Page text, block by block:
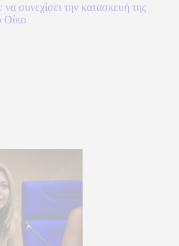
συνεχίσει την κατασκευή της
Οίκο